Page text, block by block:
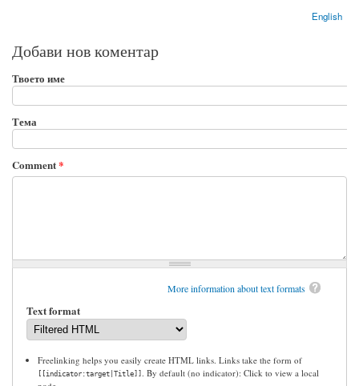
English
Добави нов коментар
Твоето име
Тема
Comment*
More information about text formats
Text format
Freelinking helps you easily create HTML links. Links take the form of
[[indicator:target|Title]]
. By default (no indicator): Click to view a local